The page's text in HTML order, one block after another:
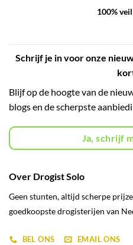
100%
Schrijf je in voor onze
Blijf op de hoogte van de
blogs en de scherpste
Ja, schrijf
Over Drogist Solo
Geen stunten, altijd scherpe
goedkoopste drogisterijen van
BEL ONS EMAIL ONS